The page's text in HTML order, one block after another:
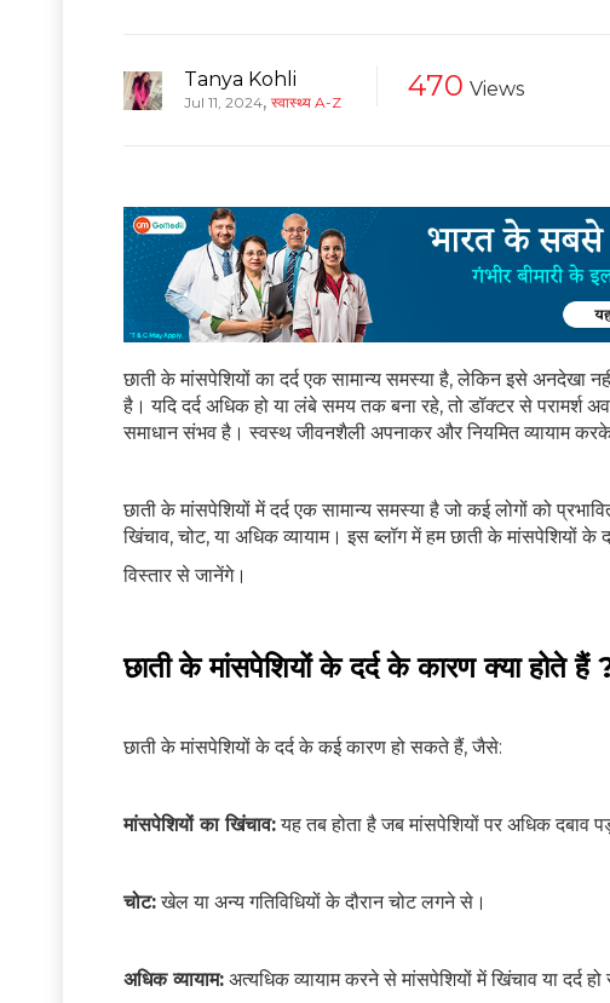
Tanya Kohli
Jul 11, 2024, स्वास्थ्य A-Z 470 Views
छाती के मांसपेशियों का दर्द एक सामान्य समस्या है, लेकिन इसे अनदेखा
है। यदि दर्द अधिक हो या लंबे समय तक बना रहे, तो डॉक्टर से परामर्श
समाधान संभव है। स्वस्थ जीवनशैली अपनाकर और नियमित व्यायाम
छाती के मांसपेशियों में दर्द एक सामान्य समस्या है जो कई लोगों को
खिंचाव, चोट, या अधिक व्यायाम। इस ब्लॉग में हम छाती के मांसपेशियों के
विस्तार से जानेंगे।
छाती के मांसपेशियों के दर्द के कारण क्या होते हैं
छाती के मांसपेशियों के दर्द के कई कारण हो सकते हैं, जैसे:
मांसपेशियों का खिंचाव:यह तब होता है जब मांसपेशियों पर अधिक दबाव
चोट:खेल या अन्य गतिविधियों के दौरान चोट लगने से।
अधिक व्यायाम: अत्यधिक व्यायाम करने से मांसपेशियों में खिंचाव या दर्द